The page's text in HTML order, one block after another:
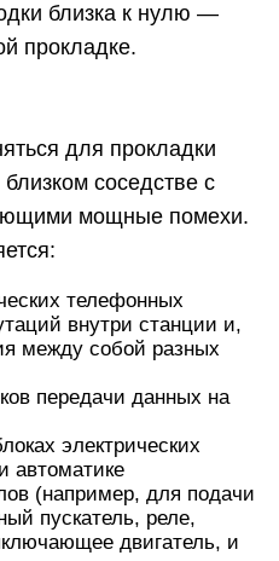
близка к нулю —
прокладке.
для прокладки
соседстве с
мощные помехи.
телефонных
внутри станции и,
между собой разных
передачи данных на
электрических
автоматике
(например, для подачи
пускатель, реле,
двигатель, и